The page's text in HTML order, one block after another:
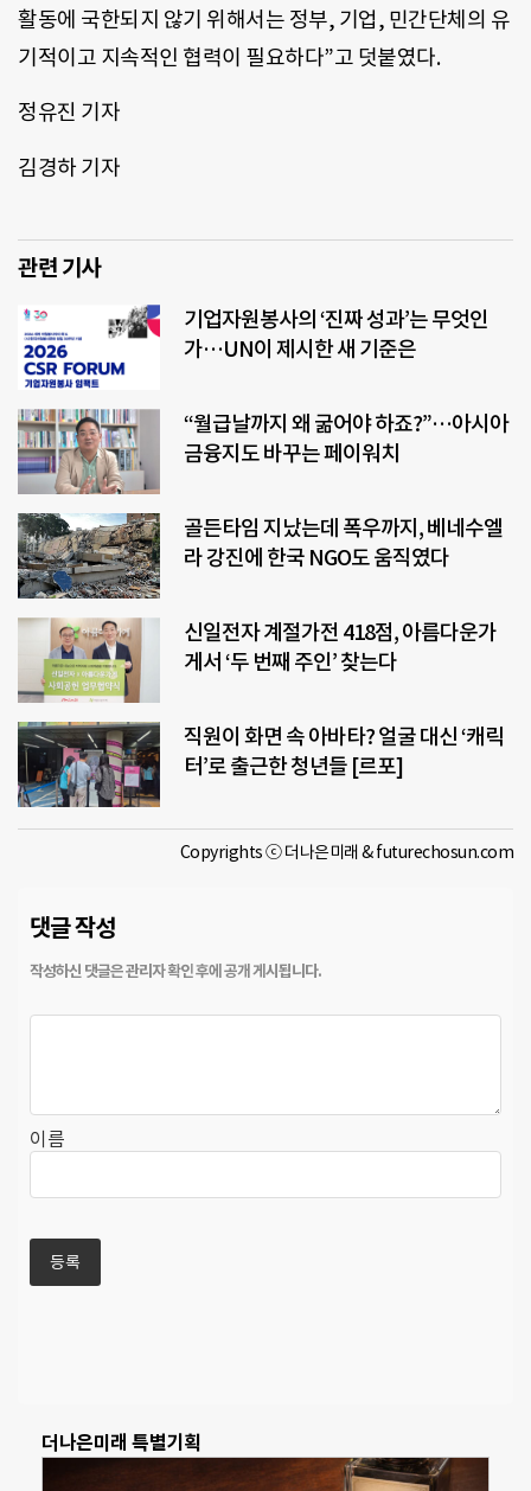
활동에 국한되지 않기 위해서는 정부, 기업, 민간단체의 유
기적이고 지속적인 협력이 필요하다”고 덧붙였다.
정유진 기자
김경하 기자
관련 기사
기업자원봉사의 ‘진짜 성과’는 무엇인
가…UN이 제시한 새 기준은
“월급날까지 왜 굶어야 하죠?”…아시아
금융지도 바꾸는 페이워치
골든타임 지났는데 폭우까지, 베네수엘
라 강진에 한국 NGO도 움직였다
신일전자 계절가전 418점, 아름다운가
게서 ‘두 번째 주인’ 찾는다
직원이 화면 속 아바타? 얼굴 대신 ‘캐릭
터’로 출근한 청년들 [르포]
Copyrights ⓒ 더나은미래 & futurechosun.com
댓글 작성
이름
더나은미래 특별기획